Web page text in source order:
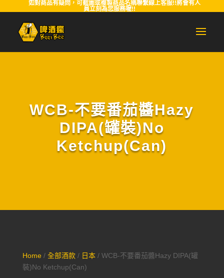
如對商品有疑問，可截圖或複製商品名稱聯繫線上客服!!將會有人
員立刻為您服務喔!!
WCB-不要番茄醬Hazy
DIPA(罐裝)No
Ketchup(Can)
Home/ 全部酒款/ 日本/ WCB-不要番茄醬Hazy DIPA(罐
裝)No Ketchup(Can)